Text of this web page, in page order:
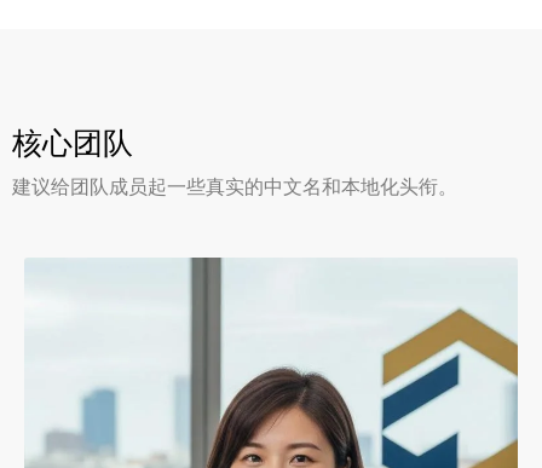
核心团队
建议给团队成员起一些真实的中文名和本地化头衔。